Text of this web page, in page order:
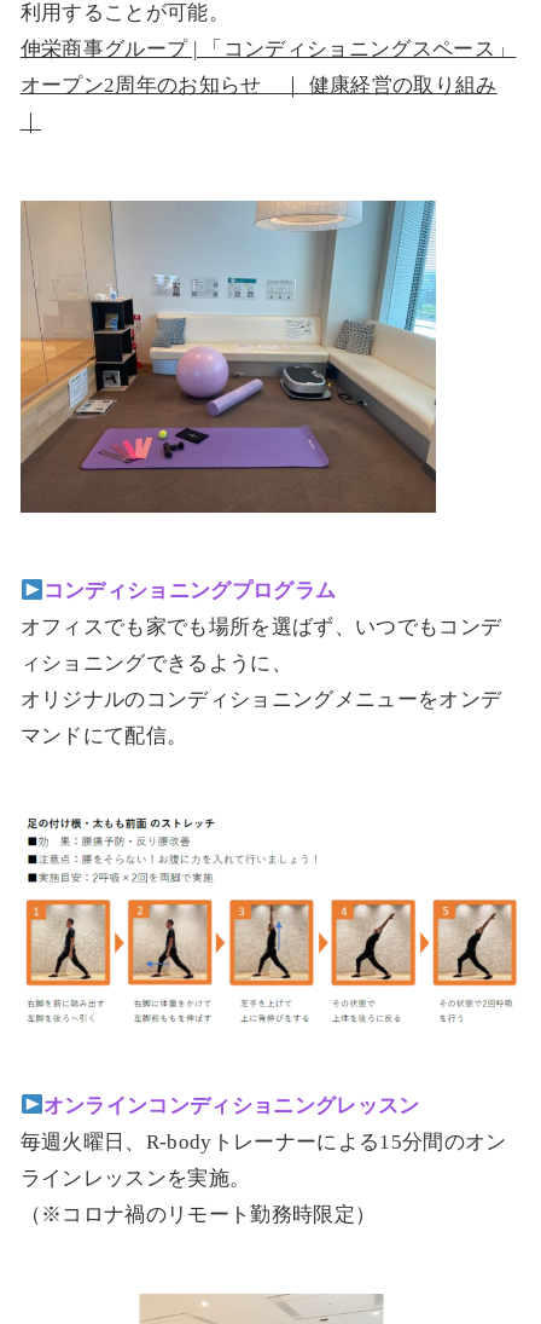
利用することが可能。
伸栄商事グループ | 「コンディショニングスペース」
オープン2周年のお知らせ ｜ 健康経営の取り組み
｜
コンディショニングプログラム
オフィスでも家でも場所を選ばず、いつでもコンデ
ィショニングできるように、
オリジナルのコンディショニングメニューをオンデ
マンドにて配信。
オンラインコンディショニングレッスン
毎週火曜日、R-bodyトレーナーによる15分間のオン
ラインレッスンを実施。
（※コロナ禍のリモート勤務時限定）